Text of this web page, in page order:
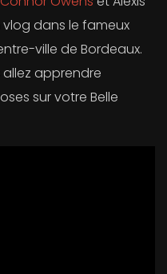
dans le fameux
ville de Bordeaux.
apprendre
sur votre Belle